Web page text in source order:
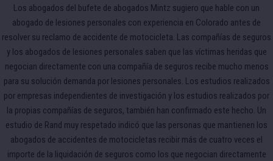
Los abogados del bufete de abogados Mintz sugiero que hable con un
abogado de lesiones personales con experiencia en Colorado antes de
resolver su reclamo de accidente de motocicleta. Las compañías de seguros
y los abogados de lesiones personales saben que las víctimas heridas que
negocian directamente con una compañía de seguros recibe mucho menos
para su solución demanda por lesiones personales. Los estudios realizados
por empresas independientes de investigación y los estudios realizados por
la propias compañías de seguros, también han confirmado este hecho. Un
estudio de Rand muy respetado indicó que las personas que mantienen los
abogados de accidentes de motocicletas recibir más de cuatro veces el
importe de la liquidación de seguros como los que negocian directamente